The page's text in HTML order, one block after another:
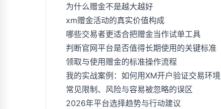
为什么赠金不是越大越好
xm赠金活动的真实价值构成
哪些交易者更适合把赠金当作试单工具
判断官网平台是否值得长期使用的关键标准
领取与使用赠金的标准操作流程
我的实战案例：如何用XM开户验证交易环境
常见限制、风险与容易被忽略的误区
2026年平台选择趋势与行动建议